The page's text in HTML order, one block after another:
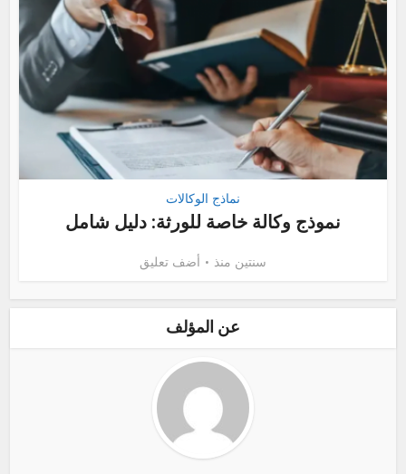
نماذج الوكالات
نموذج وكالة خاصة للورثة: دليل شامل
سنتين منذ أضف تعليق
عن المؤلف